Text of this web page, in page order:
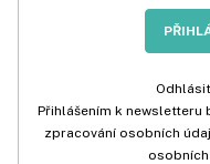
Přihlášením k newsletteru
zpracování osobních